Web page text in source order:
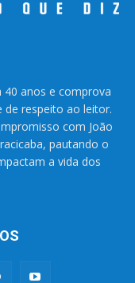
anos e comprova
de respeito ao leitor.
com João
pautando o
a vida dos